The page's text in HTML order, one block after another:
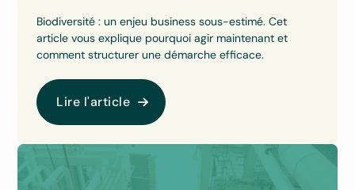
Biodiversité : un enjeu business sous-estimé. Cet
article vous explique pourquoi agir maintenant et
comment structurer une démarche efficace.
Lire l'article